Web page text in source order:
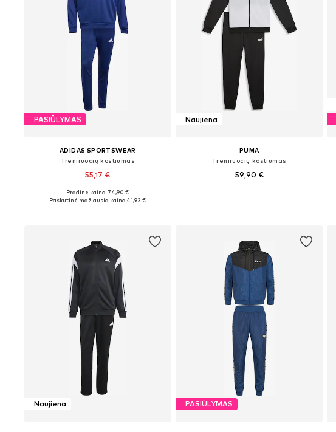
PASIŪLYMAS
ADIDAS SPORTSWEAR
Treniruočių kostiumas
55,17 €
Galimi dydžiai: XS, S, M, L, XL
Pradinė kaina: 74,90 €
Paskutinė mažiausia kaina:41,93 €
Naujiena
PUMA
Treniruočių kostiumas
59,90 €
Naujiena PASIŪLYMAS